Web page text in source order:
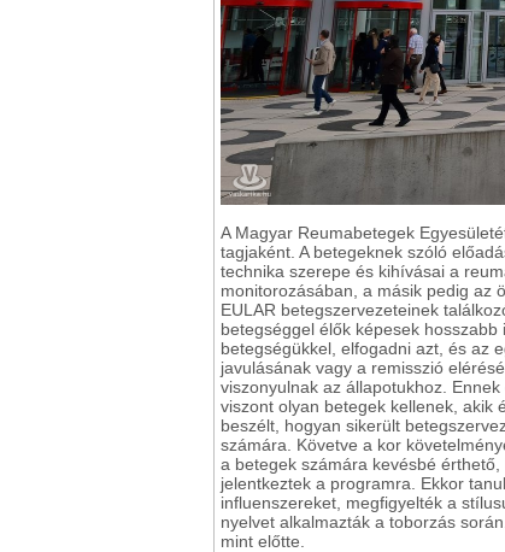
A Magyar Reumabetegek
tagjaként. A betegeknek szóló
technika szerepe és kihívásai a
monitorozásában, a másik pedig az
EULAR betegszervezeteinek
betegséggel élők képesek
betegségükkel, elfogadni azt, és az
javulásának vagy a remisszió
viszonyulnak az állapotukhoz.
viszont olyan betegek kellenek, akik
beszélt, hogyan sikerült
számára. Követve a kor
a betegek számára kevésbé
jelentkeztek a programra. Ekkor
influenszereket, megfigyelték a
nyelvet alkalmazták a toborzás
mint előtte.